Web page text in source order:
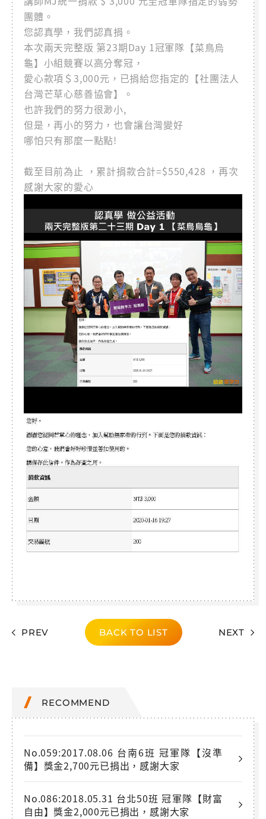
團體。
您認真學，我們認真捐。
本次兩天完整版 第23期Day 1冠軍隊【菜鳥烏
龜】小組競賽以高分奪冠，
愛心款項＄3,000元，已捐給您指定的【社團法人
台灣芒草心慈善協會】。
也許我們的努力很渺小,
但是，再小的努力，也會讓台灣變好
哪怕只有那麼一點點!
截至目前為止 ，累計捐款合計=$550,428 ，再次
感謝大家的愛心
PREV BACK TO LIST NEXT
RECOMMEND
No.059:2017.08.06 台南6班 冠軍隊【沒準
備】獎金2,700元已捐出，感謝大家
No.086:2018.05.31 台北50班 冠軍隊【財富
自由】獎金2,000元已捐出，感謝大家